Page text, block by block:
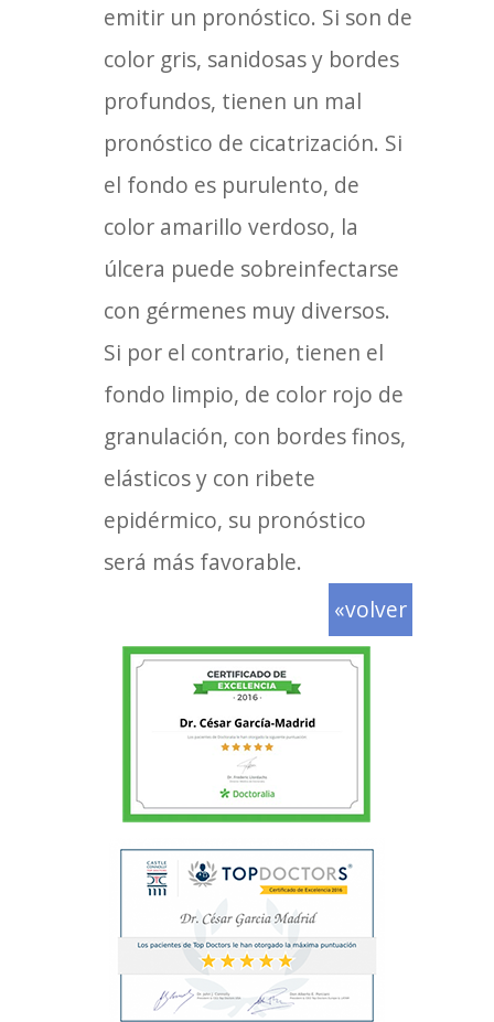
emitir un pronóstico. Si son de
color gris, sanidosas y bordes
profundos, tienen un mal
pronóstico de cicatrización. Si
el fondo es purulento, de
color amarillo verdoso, la
úlcera puede sobreinfectarse
con gérmenes muy diversos.
Si por el contrario, tienen el
fondo limpio, de color rojo de
granulación, con bordes finos,
elásticos y con ribete
epidérmico, su pronóstico
será más favorable.
«volver